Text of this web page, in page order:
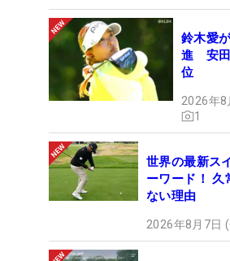
鈴木愛
進 安田
位
2026年8
1
世界の最新ス
ーワード！ 久
ない理由
2026年8月7日